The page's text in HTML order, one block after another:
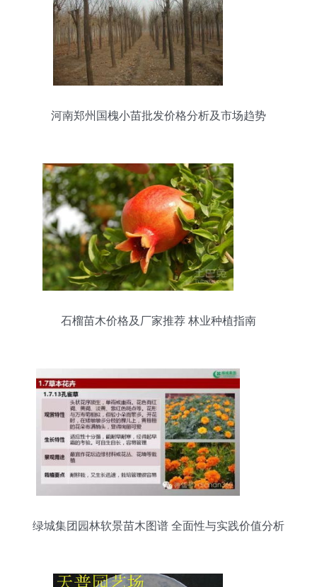
河南郑州国槐小苗批发价格分析及市场趋势
石榴苗木价格及厂家推荐 林业种植指南
绿城集团园林软景苗木图谱 全面性与实践价值分析